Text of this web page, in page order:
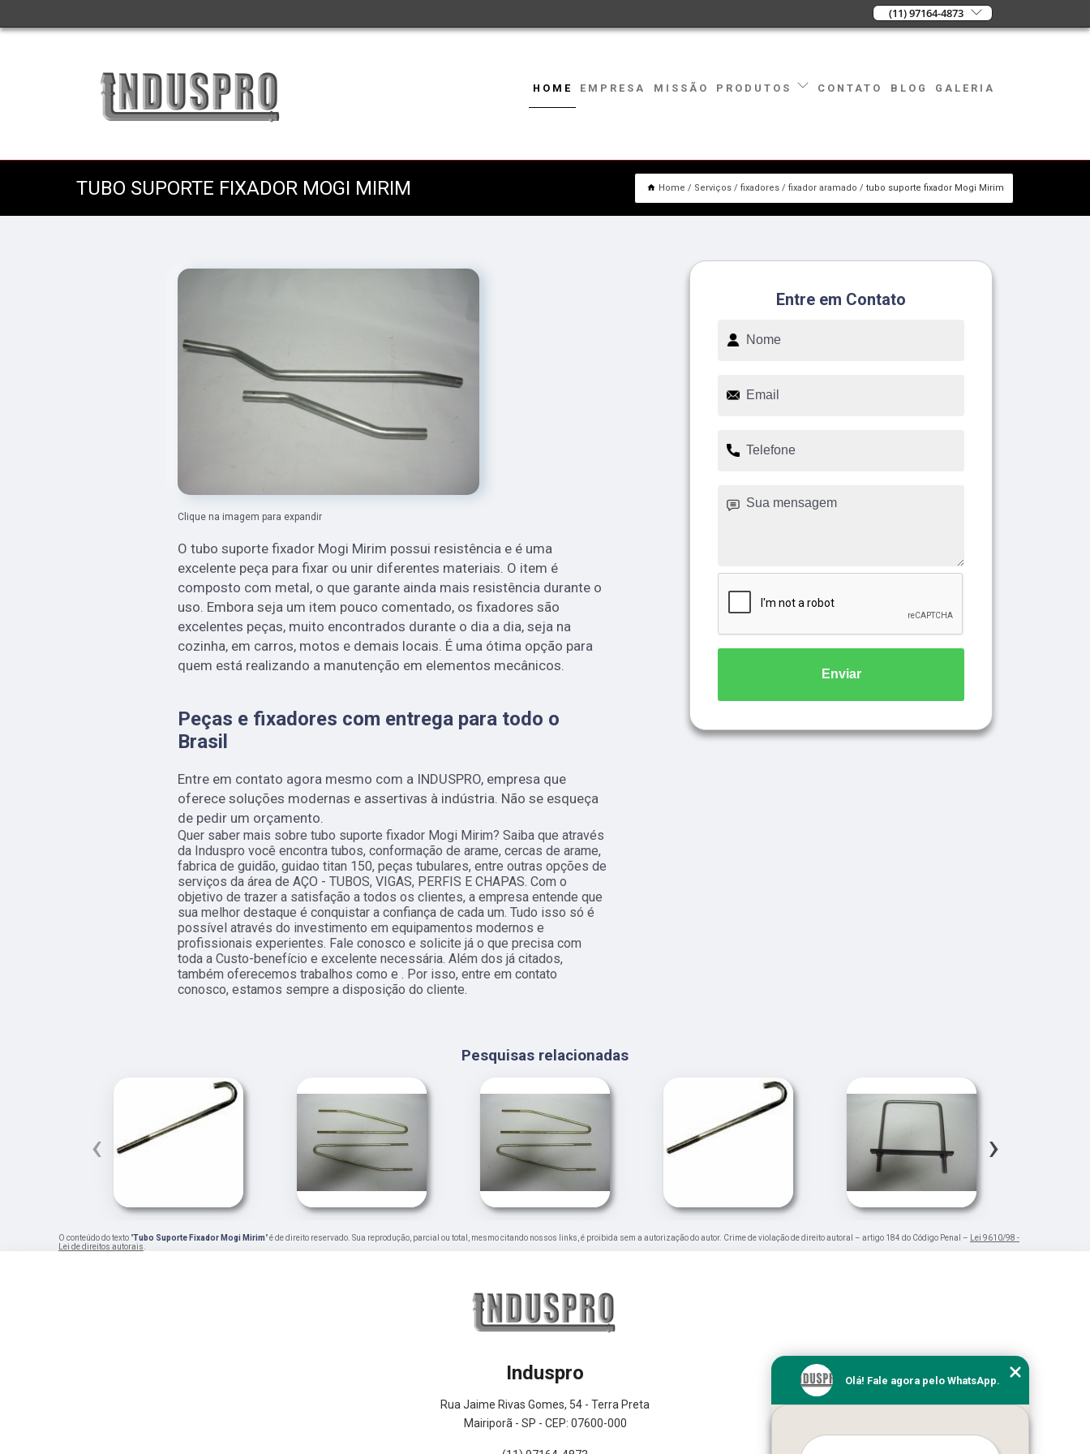
(11) 97164-4873
HOME EMPRESA MISSÃO PRODUTOS CONTATO BLOG GALERIA
TUBO SUPORTE FIXADOR MOGI MIRIM Home Serviços fixadores fixador aramado tubo suporte fixador Mogi Mirim
Clique na imagem para expandir
O tubo suporte fixador Mogi Mirim possui resistência e é uma
excelente peça para fixar ou unir diferentes materiais. O item é
composto com metal, o que garante ainda mais resistência durante o
uso. Embora seja um item pouco comentado, os fixadores são
excelentes peças, muito encontrados durante o dia a dia, seja na
cozinha, em carros, motos e demais locais. É uma ótima opção para
quem está realizando a manutenção em elementos mecânicos.
Peças e fixadores com entrega para todo o
Brasil
Entre em contato agora mesmo com a INDUSPRO, empresa que
oferece soluções modernas e assertivas à indústria. Não se esqueça
de pedir um orçamento.
Quer saber mais sobre tubo suporte fixador Mogi Mirim? Saiba que através
da Induspro você encontra tubos, conformação de arame, cercas de arame,
fabrica de guidão, guidao titan 150, peças tubulares, entre outras opções de
serviços da área de AÇO - TUBOS, VIGAS, PERFIS E CHAPAS. Com o
objetivo de trazer a satisfação a todos os clientes, a empresa entende que
sua melhor destaque é conquistar a confiança de cada um. Tudo isso só é
possível através do investimento em equipamentos modernos e
profissionais experientes. Fale conosco e solicite já o que precisa com
toda a Custo-benefício e excelente necessária. Além dos já citados,
também oferecemos trabalhos como e . Por isso, entre em contato
conosco, estamos sempre a disposição do cliente.
Entre em Contato
Enviar
Pesquisas relacionadas
‹ ›
O conteúdo do texto "Tubo Suporte Fixador Mogi Mirim" é de direito reservado. Sua reprodução, parcial ou total, mesmo citando nossos links, é proibida sem a autorização do autor. Crime de violação de direito autoral – artigo 184 do Código Penal – Lei 9610/98 -
Lei de direitos autorais.
Induspro
Rua Jaime Rivas Gomes, 54 - Terra Preta
Mairiporã - SP - CEP: 07600-000
Olá! Fale agora pelo WhatsApp.